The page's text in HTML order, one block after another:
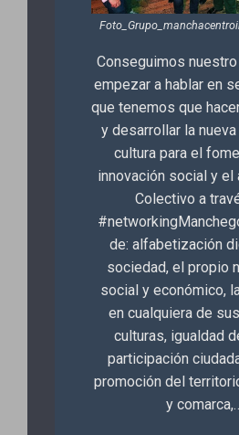
Conseguimos
empezar a hablar en
que tenemos que
y desarrollar la
cultura para el
innovación social y el
Colectivo a
de: alfabetización
sociedad, el propio
social y económico,
en cualquiera de
culturas, igualdad
participación
promoción del
y